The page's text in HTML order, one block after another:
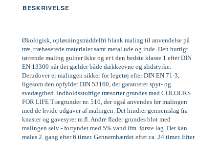
BESKRIVELSE
Økologisk, opløsningsmiddelfri blank maling til anvendelse på
træ, træbaserede materialer samt metal ude og inde. Den hurtigt
tørrende maling gulner ikke og er i den bedste klasse 1 efter DIN
EN 13300 når det gælder både dækkeevne og slidstyrke.
Derudover er malingen sikker for legetøj efter DIN EN 71-3,
ligesom den opfylder DIN 53160, der garanterer spyt- og
svedægthed. Indholdsstofrige træsorter grundes med COLOURS
FOR LIFE Trægrunder nr. 510, der også anvendes før malingen
med de hvide udgaver af malingen. Det hindrer gennemslag fra
knaster og gavesyrer m.fl. Andre flader grundes blot med
malingen selv - fortyndet med 5% vand ifm. første lag. Der kan
males 2. gang efter 6 timer. Gennemhærdet efter ca. 24 timer. Efter